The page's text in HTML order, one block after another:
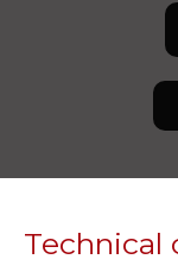
Technical